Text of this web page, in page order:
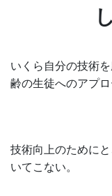
いくら自分の技術
齢の生徒へのアプ
技術向上のために
いてこない。